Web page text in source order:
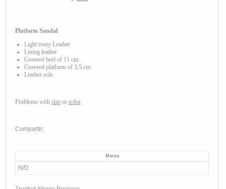
Platform Sandal
Light ivory Leather
Lining leather
Covered heel of 11 cm
Covered platform of 3,5 cm
Leather sole
Problems with size or color.
Compartir:
Marca
N/D